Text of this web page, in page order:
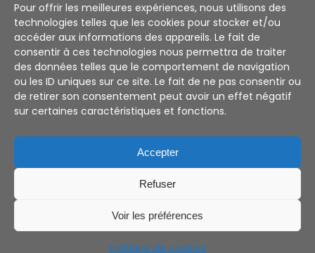
Pour offrir les meilleures expériences, nous utilisons des
technologies telles que les cookies pour stocker et/ou
accéder aux informations des appareils. Le fait de
consentir à ces technologies nous permettra de traiter
des données telles que le comportement de navigation
ou les ID uniques sur ce site. Le fait de ne pas consentir ou
de retirer son consentement peut avoir un effet négatif
sur certaines caractéristiques et fonctions.
Accepter
Refuser
Voir les préférences
Politique de cookies
Alternative:
© 2023-24 - Notre Dame DU PONT LANESTER
02 97 76 10 25
secretariat@ndplanester.org
Création de site internetS.LEPROVOST